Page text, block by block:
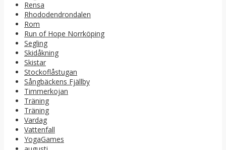
Rensa
Rhododendrondalen
Rom
Run of Hope Norrköping
Segling
Skidåkning
Skistar
Stockoflåstugan
Sångbäckens Fjällby
Timmerkojan
Träning
Träning
Vardag
Vattenfall
YogaGames